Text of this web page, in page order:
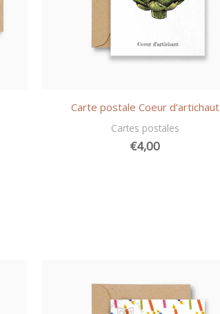
Carte postale Coeur d’artichaut
Cartes postales
€4,00